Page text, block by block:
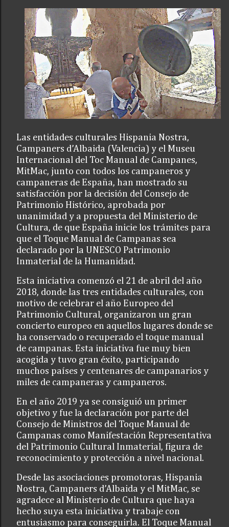
Las entidades culturales Hispania Nostra,
Campaners d’Albaida (Valencia) y el Museu
Internacional del Toc Manual de Campanes,
MitMac, junto con todos los campaneros y
campaneras de España, han mostrado su
satisfacción por la decisión del Consejo de
Patrimonio Histórico, aprobada por
unanimidad y a propuesta del Ministerio de
Cultura, de que España inicie los trámites para
que el Toque Manual de Campanas sea
declarado por la UNESCO Patrimonio
Inmaterial de la Humanidad.
Esta iniciativa comenzó el 21 de abril del año
2018, donde las tres entidades culturales, con
motivo de celebrar el año Europeo del
Patrimonio Cultural, organizaron un gran
concierto europeo en aquellos lugares donde se
ha conservado o recuperado el toque manual
de campanas. Esta iniciativa fue muy bien
acogida y tuvo gran éxito, participando
muchos países y centenares de campanarios y
miles de campaneras y campaneros.
En el año 2019 ya se consiguió un primer
objetivo y fue la declaración por parte del
Consejo de Ministros del Toque Manual de
Campanas como Manifestación Representativa
del Patrimonio Cultural Inmaterial, figura de
reconocimiento y protección a nivel nacional.
Desde las asociaciones promotoras, Hispania
Nostra, Campaners d’Albaida y el MitMac, se
agradece al Ministerio de Cultura que haya
hecho suya esta iniciativa y trabaje con
entusiasmo para conseguirla. El Toque Manual